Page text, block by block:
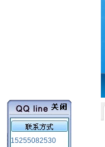
15255082530